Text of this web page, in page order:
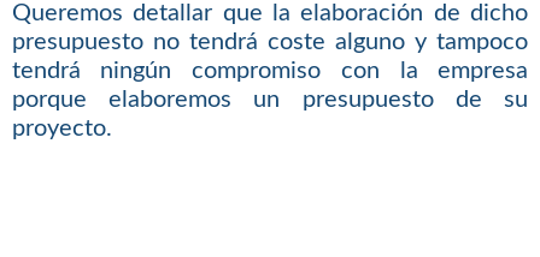
Queremos detallar que la elaboración de dicho
presupuesto no tendrá coste alguno y tampoco
tendrá ningún compromiso con la empresa
porque elaboremos un presupuesto de su
proyecto.